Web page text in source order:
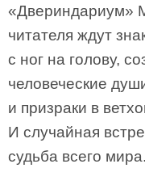
«Двериндариум»
читателя ждут
с ног на голову,
человеческие
и призраки в
И случайная
судьба всего мира.